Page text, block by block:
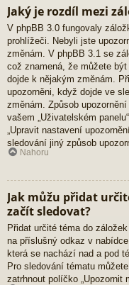
Jaký je rozdíl mezi
V phpBB 3.0 fungovaly
prohlížeči. Nebyli jste
změnám. V phpBB 3.1 se
což znamená, že můžete
dojde k nějakým změnám.
upozorněni, když dojde ve
změnám. Způsob
vašem „Uživatelském
„Upravit nastavení
sledování jiný způsob
Nahoru
Jak můžu přidat
začít sledovat?
Přidat určité téma do
na příslušný odkaz v
která se nachází nad a pod
Pro sledování tématu
zatrhnout políčko „Upozornit